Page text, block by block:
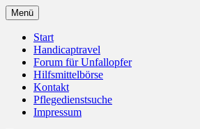
Zum
Inhalt
springen
WER HILFT WEM –
Sozialdatenbank
Menü
Start
Handicaptravel
Forum für Unfallopfer
Hilfsmittelbörse
Kontakt
Pflegedienstsuche
Impressum